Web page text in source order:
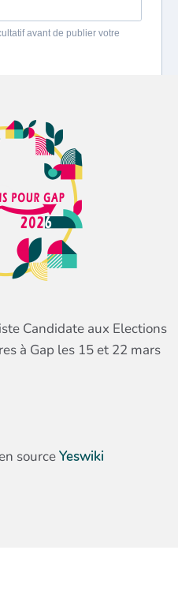
Candidate aux Elections
à Gap les 15 et 22 mars
sourceYeswiki